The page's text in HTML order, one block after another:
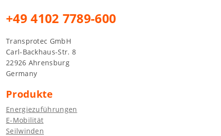
+49 4102 7789-600
Transprotec GmbH
Carl-Backhaus-Str. 8
22926 Ahrensburg
Germany
Produkte
Energiezuführungen
E-Mobilität
Seilwinden